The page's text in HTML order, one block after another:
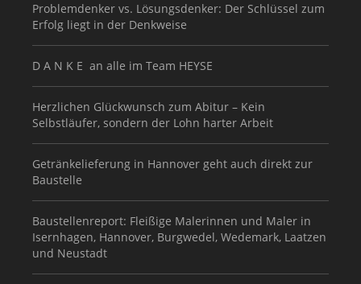
Problemdenker vs. Lösungsdenker: Der Schlüssel zum
Erfolg liegt in der Denkweise
D A N K E an alle im Team HEYSE
Herzlichen Glückwunsch zum Abitur – Kein
Selbstläufer, sondern der Lohn harter Arbeit
Getränkelieferung in Hannover geht auch direkt zur
Baustelle
Baustellenreport: Fleißige Malerinnen und Maler in
Isernhagen, Hannover, Burgwedel, Wedemark, Laatzen
und Neustadt